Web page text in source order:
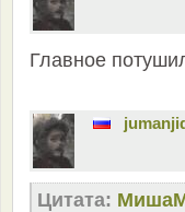
Главное
Цитата: